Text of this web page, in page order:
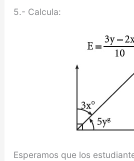
5.- Calcula:
Esperamos que los